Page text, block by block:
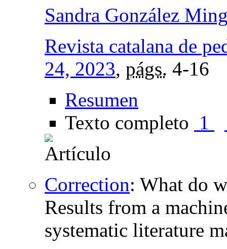
Sandra González
Revista catalana de
24, 2023, págs. 4-16
Resumen
Texto completo 1
Correction: What do
Results from a
systematic literature